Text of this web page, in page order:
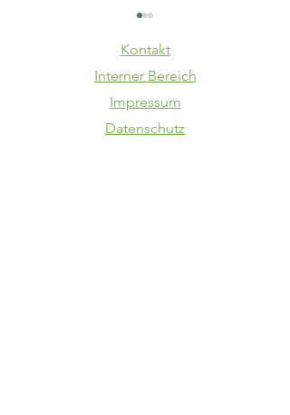
Kontakt
Interner Bereich
Impressum
Datenschutz